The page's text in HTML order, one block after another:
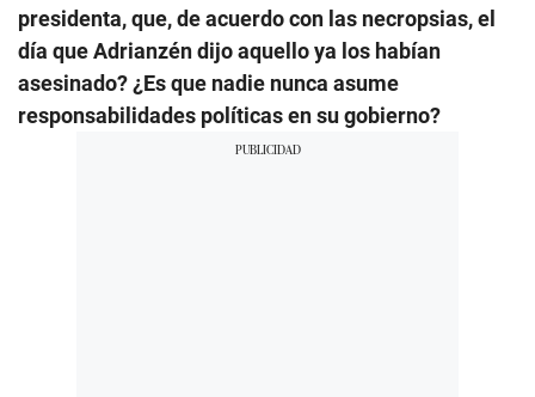
presidenta, que, de acuerdo con las necropsias, el
día que Adrianzén dijo aquello ya los habían
asesinado? ¿Es que nadie nunca asume
responsabilidades políticas en su gobierno?